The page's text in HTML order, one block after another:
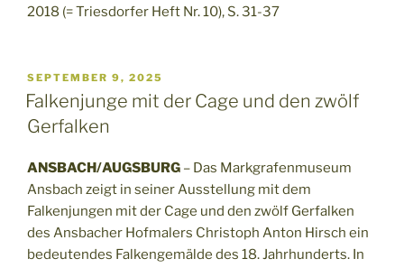
2018 (= Triesdorfer Heft Nr. 10), S. 31-37
VERÖFFENTLICHT
AM
SEPTEMBER 9, 2025
Falkenjunge mit der Cage und den zwölf
Gerfalken
ANSBACH/AUGSBURG – Das Markgrafenmuseum
Ansbach zeigt in seiner Ausstellung mit dem
Falkenjungen mit der Cage und den zwölf Gerfalken
des Ansbacher Hofmalers Christoph Anton Hirsch ein
bedeutendes Falkengemälde des 18. Jahrhunderts. In